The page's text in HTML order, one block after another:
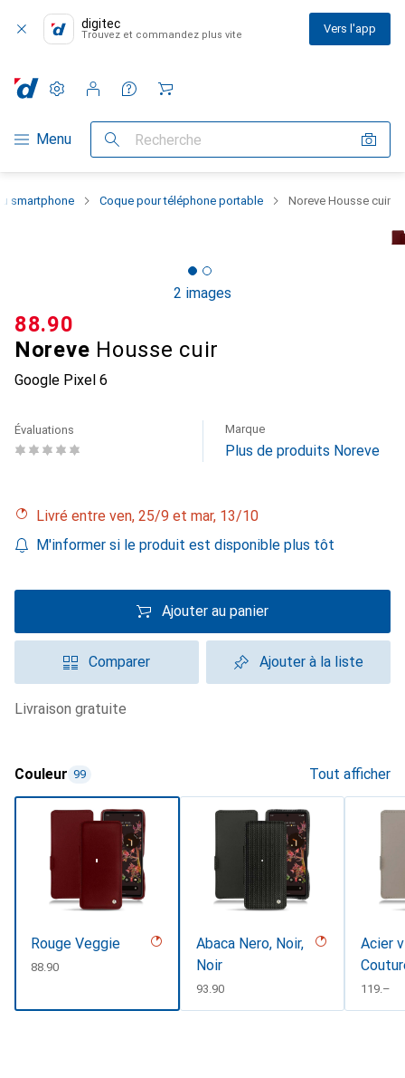
digitec
Trouvez et commandez plus vite Vers l'app
Navigation par catégorie
Menu Recherche
Paramètres
Compte client
Listes de comparaison
Listes d'envies
Panier
smartphone Coque pour téléphone portable Noreve Housse cuir
2 images
Noreve Housse cuir
Google Pixel 6
CHF
88.90
Évaluations Marque
Plus de produits Noreve
Livré entre ven, 25/9 et mar, 13/10
M'informer si le produit est disponible plus tôt
Ajouter au panier
Comparer Ajouter à la liste
livraison gratuite
Couleur 99 Tout afficher
Rouge Veggie
CHF
88.90
Abaca Nero, Noir,
Noir
CHF
93.90
Acier
CHF
119.–